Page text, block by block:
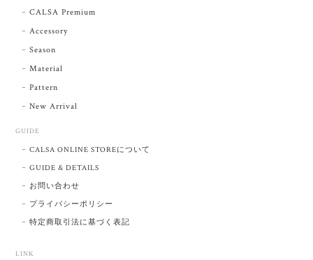
CALSA Premium
Accessory
Season
Material
Pattern
New Arrival
GUIDE
CALSA ONLINE STOREについて
GUIDE & DETAILS
お問い合わせ
プライバシーポリシー
特定商取引法に基づく表記
LINK